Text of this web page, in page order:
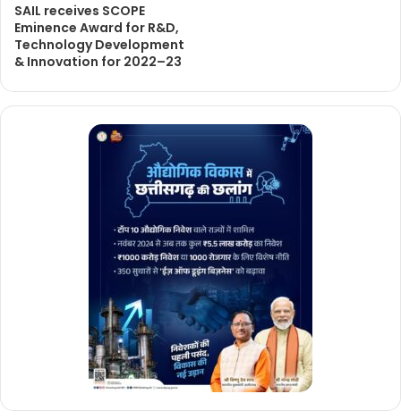
SAIL receives SCOPE
Eminence Award for R&D,
Technology Development
& Innovation for 2022–23